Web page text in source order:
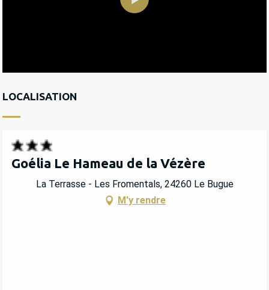
LOCALISATION
Goélia Le Hameau de la Vézère
La Terrasse - Les Fromentals, 24260 Le Bugue
M'y rendre